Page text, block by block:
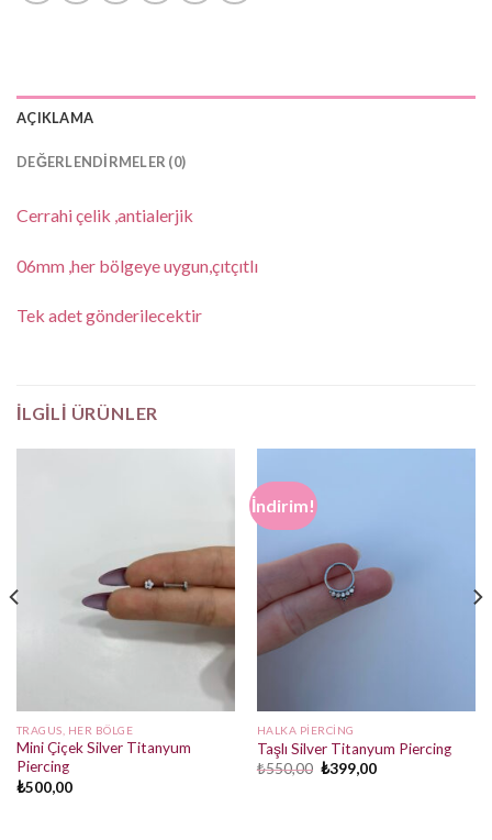
AÇIKLAMA
DEĞERLENDIRMELER (0)
Cerrahi çelik ,antialerjik
06mm ,her bölgeye uygun,çıtçıtlı
Tek adet gönderilecektir
İLGILI ÜRÜNLER
TRAGUS, HER BÖLGE
Mini Çiçek Silver Titanyum
Piercing
₺500,00
İndirim!
HALKA PIERCING
Taşlı Silver Titanyum Piercing
₺550,00 Orijinal
₺399,00Şu